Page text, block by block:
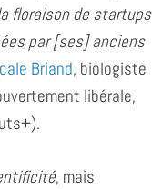
floraison de startups
par [ses] anciens
Briand, biologiste
libérale,
, mais